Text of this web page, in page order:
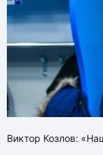
Виктор Козлов: